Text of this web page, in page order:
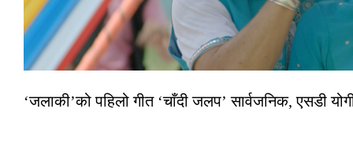
‘जलाकी’को पहिलो गीत ‘चाँदी जलप’ सार्वजनिक, एसडी